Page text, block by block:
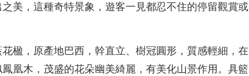
美，這種奇特景象，遊客一見都忍不住的停留觀賞或
楹，原產地巴西，幹直立、樹冠圓形，質感輕細，在
凰木，茂盛的花朵幽美綺麗，有美化山景作用。具籃